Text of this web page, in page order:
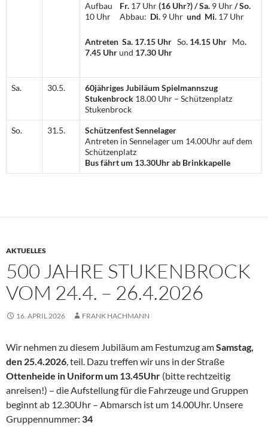
Aufbau Fr. 17 Uhr(16 Uhr?) / Sa. 9 Uhr/ So.
10 Uhr Abbau: Di. 9 Uhr und Mi. 17 Uhr
Antreten Sa. 17.15 Uhr So. 14.15 Uhr Mo.
7.45 Uhrund 17.30 Uhr
Sa. 30.5.
60jähriges Jubiläum Spielmannszug
Stukenbrock 18.00 Uhr – Schützenplatz
Stukenbrock
So. 31.5.
Schützenfest Sennelager
Antreten in Sennelager um 14.00Uhr auf dem
Schützenplatz
Bus fährt um 13.30Uhr ab Brinkkapelle
AKTUELLES
500 JAHRE STUKENBROCK
VOM 24.4. – 26.4.2026
16. APRIL 2026 FRANK HACHMANN
Wir nehmen zu diesem Jubiläum am Festumzug amSamstag,
den 25.4.2026, teil. Dazu treffen wir uns in der Straße
Ottenheide in Uniform um 13.45Uhr (bitte rechtzeitig
anreisen!) – die Aufstellung für die Fahrzeuge und Gruppen
beginnt ab 12.30Uhr – Abmarsch ist um 14.00Uhr. Unsere
Gruppennummer: 34